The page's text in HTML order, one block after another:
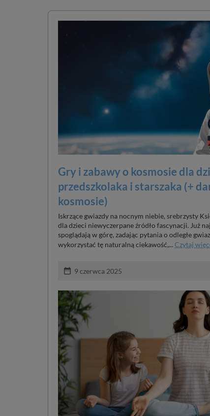
Gry i zabawy o kosmosie dla
przedszkolaka i starszaka (+
kosmosie)
Iskrzące gwiazdy na nocnym niebie, srebrzysty
dla dzieci niewyczerpane źródło fascynacji. Już
spoglądają w górę, zadając pytania o odległe
wykorzystać tę naturalną ciekawość,... Czytaj
date_range 9 czerwca 2025